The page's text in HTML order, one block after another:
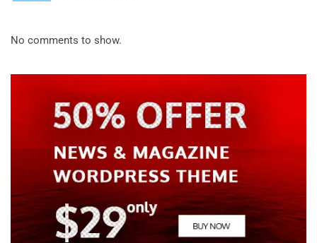
No comments to show.